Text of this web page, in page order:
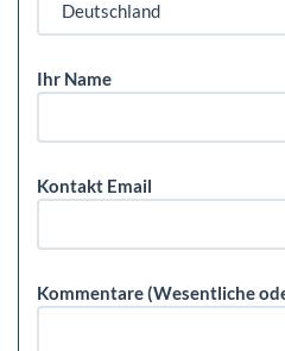
Ihr Name
Kontakt Email
Kommentare (Wesentliche